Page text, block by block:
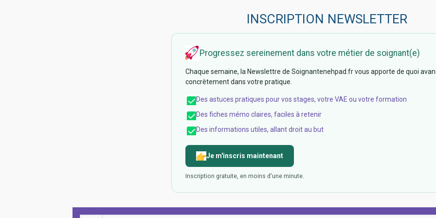
INSCRIPTION NEWSLETTER
Progressez sereinement dans votre métier de soignant(e)
Chaque semaine, la Newslettre de Soignantenehpad.fr vous apporte de quoi
concrètement dans votre pratique.
Des astuces pratiques pour vos stages, votre VAE ou votre formation
Des fiches mémo claires, faciles à retenir
Des informations utiles, allant droit au but
Je m'inscris maintenant
Inscription gratuite, en moins d'une minute.